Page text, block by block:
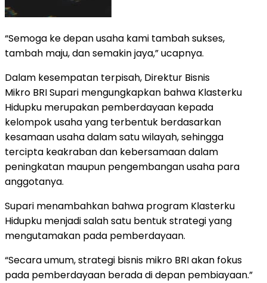
“Semoga ke depan usaha kami tambah sukses,
tambah maju, dan semakin jaya,” ucapnya.
Dalam kesempatan terpisah, Direktur Bisnis
Mikro BRI Supari mengungkapkan bahwa Klasterku
Hidupku merupakan pemberdayaan kepada
kelompok usaha yang terbentuk berdasarkan
kesamaan usaha dalam satu wilayah, sehingga
tercipta keakraban dan kebersamaan dalam
peningkatan maupun pengembangan usaha para
anggotanya.
Supari menambahkan bahwa program Klasterku
Hidupku menjadi salah satu bentuk strategi yang
mengutamakan pada pemberdayaan.
“Secara umum, strategi bisnis mikro BRI akan fokus
pada pemberdayaan berada di depan pembiayaan.”